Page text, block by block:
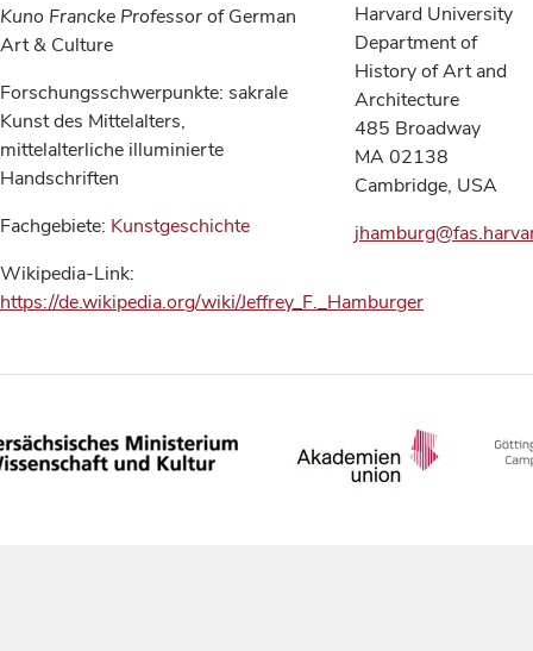
Kuno Francke Professorof German
Art & Culture
Forschungsschwerpunkte: sakrale
Kunst des Mittelalters,
mittelalterliche illuminierte
Handschriften
Fachgebiete: Kunstgeschichte
Wikipedia-Link:
https://de.wikipedia.org/wiki/Jeffrey_F._Hamburger
Harvard University
Department of
History of Art and
Architecture
485 Broadway
MA 02138
Cambridge, USA